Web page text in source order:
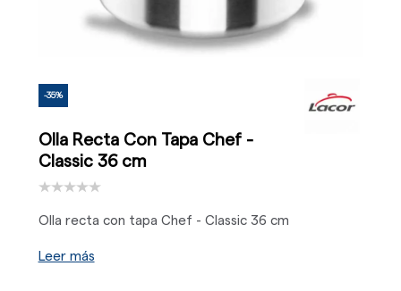
-35%
Olla Recta Con Tapa Chef -
Classic 36 cm
Olla recta con tapa Chef - Classic 36 cm
Leer más